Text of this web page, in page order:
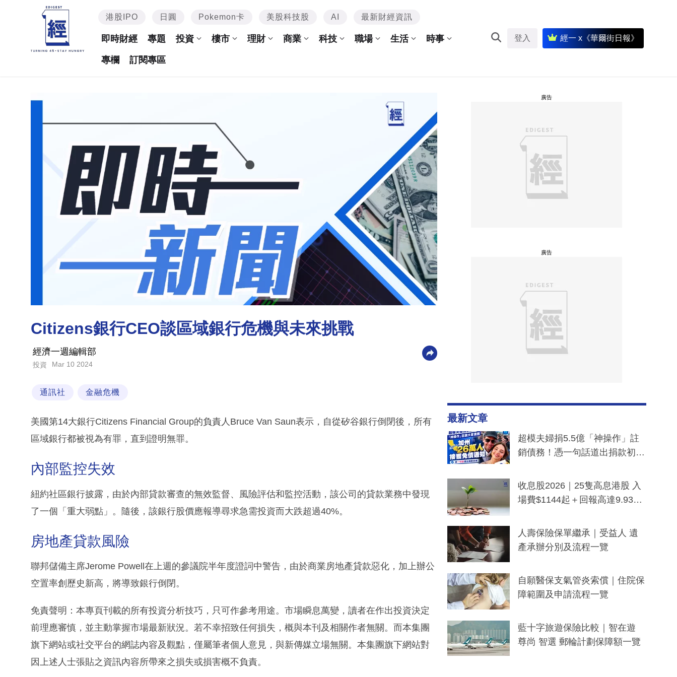
港股IPO 日圓 Pokemon卡 美股科技股 AI 最新財經資訊
即時財經 專題 投資 樓市 理財 商業 科技 職場 生活 時事
專欄 訂閱專區
登入 經一 x《華爾街日報》
Citizens銀行CEO談區域銀行危機與未來挑戰
經濟一週編輯部
投資 Mar 10 2024
通訊社 金融危機
美國第14大銀行Citizens Financial Group的負責人Bruce Van Saun表示，自從矽谷銀行倒閉後，所有
區域銀行都被視為有罪，直到證明無罪。
內部監控失效
紐約社區銀行披露，由於內部貸款審查的無效監督、風險評估和監控活動，該公司的貸款業務中發現
了一個「重大弱點」。隨後，該銀行股價應報導尋求急需投資而大跌超過40%。
房地產貸款風險
聯邦儲備主席Jerome Powell在上週的參議院半年度證詞中警告，由於商業房地產貸款惡化，加上辦公
空置率創歷史新高，將導致銀行倒閉。
免責聲明：本專頁刊載的所有投資分析技巧，只可作參考用途。市場瞬息萬變，讀者在作出投資決定
前理應審慎，並主動掌握市場最新狀況。若不幸招致任何損失，概與本刊及相關作者無關。而本集團
旗下網站或社交平台的網誌內容及觀點，僅屬筆者個人意見，與新傳媒立場無關。本集團旗下網站對
因上述人士張貼之資訊內容所帶來之損失或損害概不負責。
廣告
廣告
最新文章
超模夫婦捐5.5億「神操作」註
銷債務！憑一句話道出捐款初
一度被誤當詐騙手段
收息股2026｜25隻高息港股 入
場費$1144起＋回報高達9.93
人壽保險保單繼承｜受益人 遺
產承辦分別及流程一覽
自願醫保支氣管炎索償｜住院保
障範圍及申請流程一覽
藍十字旅遊保險比較｜智在遊
尊尚 智選 郵輪計劃保障額一覽